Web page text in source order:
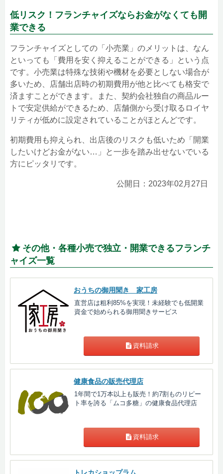
低リスク！フランチャイズならお金がなくても開
業できる
フランチャイズとしての「小売業」のメリットは、なん
といっても「費用を安く抑えることができる」という点
です。小売業は特殊な技術や機材を必要としない場合が
多いため、店舗出店時の初期費用が他と比べても格安で
済ますことができます。また、契約会社独自の商品ルー
トで安定供給ができるため、店舗側から受け取るロイヤ
リティが低めに設定されていることがほとんどです。
初期費用も抑えられ、出店後のリスクも低いため「開業
したいけどお金がない…」と一歩を踏み出せないでいる
方にピッタリです。
公開日：2023年02月27日
その他・各種小売で独立・開業できるフランチ
ャイズ一覧
おうちの御用聞き 家工房
直営店は粗利85%を実現！未経験でも低開業
資金で始められる御用聞きサービス
資料請求
健康食品の販売代理店
1年間で1万本以上も販売！約7割ものリピー
ト率を誇る「ムコ多糖」の健康食品代理店
資料請求